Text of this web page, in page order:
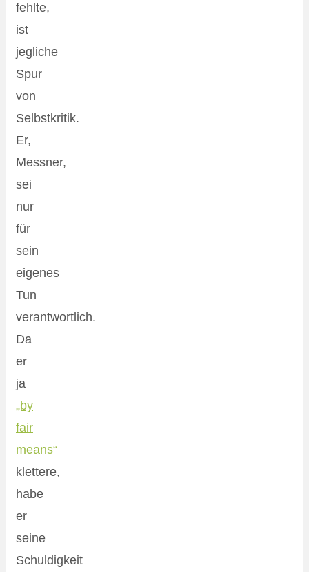
fehlte,
ist
jegliche
Spur
von
Selbstkritik.
Er,
Messner,
sei
nur
für
sein
eigenes
Tun
verantwortlich.
Da
er
ja
„by
fair
means“
klettere,
habe
er
seine
Schuldigkeit